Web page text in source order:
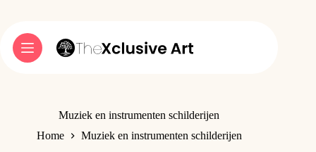
inhoud
Muziek en instrumenten schilderijen
Home
Muziek en instrumenten schilderijen